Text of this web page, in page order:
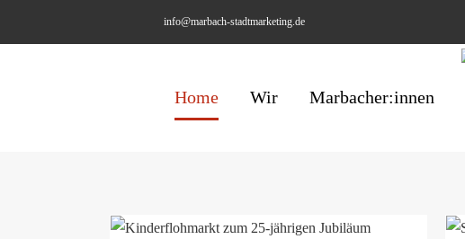
info@marbach-stadtmarketing.de
Home Wir Marbacher:innen